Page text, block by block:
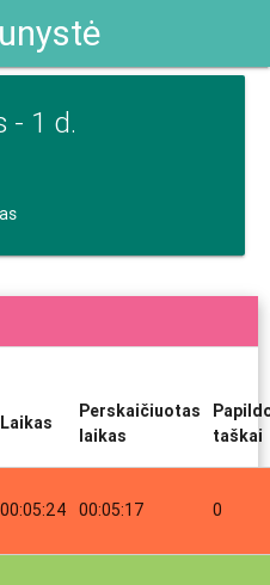
- 1 d.
Laikas
Perskaičiuotas
laikas
taškai
00:05:24 00:05:17 0